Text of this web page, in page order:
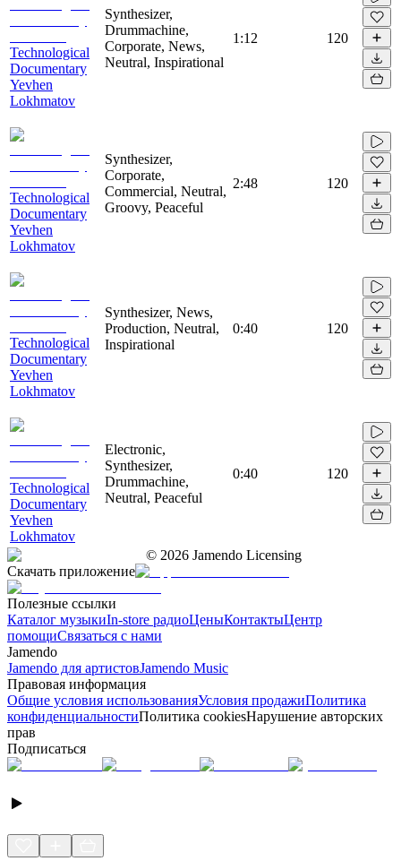
Technological
Documentary
Yevhen
Lokhmatov
Synthesizer,
Drummachine,
Corporate, News,
Neutral, Inspirational
1:12 120
Technological
Documentary
Yevhen
Lokhmatov
Synthesizer,
Corporate,
Commercial, Neutral,
Groovy, Peaceful
2:48 120
Technological
Documentary
Yevhen
Lokhmatov
Synthesizer, News,
Production, Neutral,
Inspirational
0:40 120
Technological
Documentary
Yevhen
Lokhmatov
Electronic,
Synthesizer,
Drummachine,
Neutral, Peaceful
0:40 120
© 2026 Jamendo Licensing
Скачать приложение
Полезные ссылки
Каталог музыкиIn-store радиоЦеныКонтактыЦентр
помощиСвязаться с нами
Jamendo
Jamendo для артистовJamendo Music
Правовая информация
Общие условия использованияУсловия продажиПолитика
конфиденциальностиПолитика cookiesНарушение авторских
прав
Подписаться